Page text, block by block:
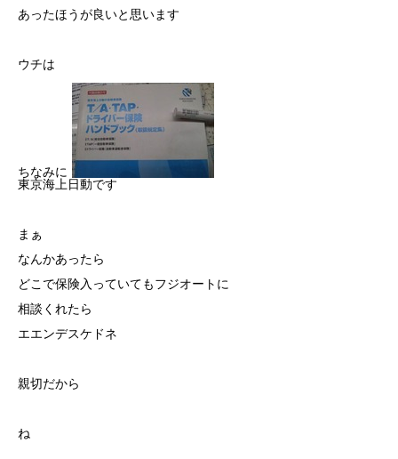
あったほうが良いと思います
ウチは
ちなみに
東京海上日動です
まぁ
なんかあったら
どこで保険入っていてもフジオートに
相談くれたら
エエンデスケドネ
親切だから
ね